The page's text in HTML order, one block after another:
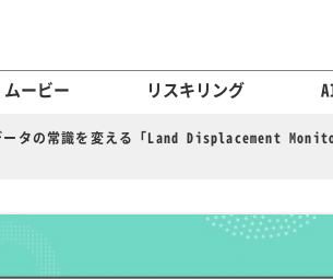
ムービー リスキリング
ータの常識を変える「Land Displacement